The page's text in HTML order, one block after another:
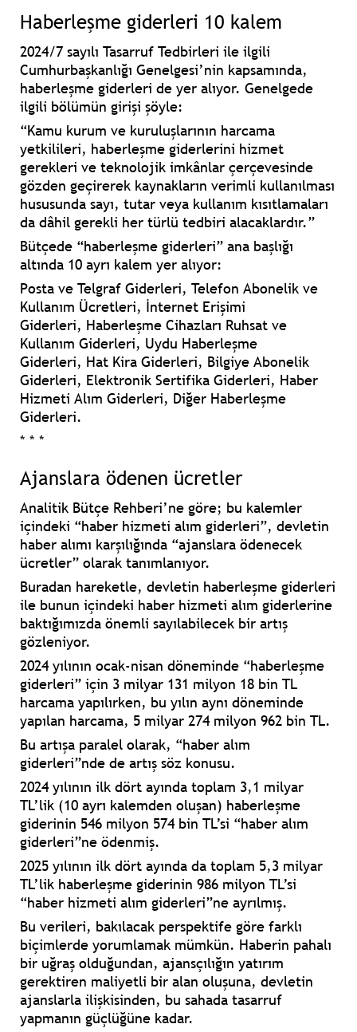
Haberleşme giderleri 10 kalem
2024/7 sayılı Tasarruf Tedbirleri ile ilgili
Cumhurbaşkanlığı Genelgesi’nin kapsamında,
haberleşme giderleri de yer alıyor. Genelgede
ilgili bölümün girişi şöyle:
“Kamu kurum ve kuruluşlarının harcama
yetkilileri, haberleşme giderlerini hizmet
gerekleri ve teknolojik imkânlar çerçevesinde
gözden geçirerek kaynakların verimli kullanılması
hususunda sayı, tutar veya kullanım kısıtlamaları
da dâhil gerekli her türlü tedbiri alacaklardır.”
Bütçede “haberleşme giderleri” ana başlığı
altında 10 ayrı kalem yer alıyor:
Posta ve Telgraf Giderleri, Telefon Abonelik ve
Kullanım Ücretleri, İnternet Erişimi
Giderleri, Haberleşme Cihazları Ruhsat ve
Kullanım Giderleri, Uydu Haberleşme
Giderleri, Hat Kira Giderleri, Bilgiye Abonelik
Giderleri, Elektronik Sertifika Giderleri, Haber
Hizmeti Alım Giderleri, Diğer Haberleşme
Giderleri.
* * *
Ajanslara ödenen ücretler
Analitik Bütçe Rehberi’ne göre; bu kalemler
içindeki “haber hizmeti alım giderleri”, devletin
haber alımı karşılığında “ajanslara ödenecek
ücretler” olarak tanımlanıyor.
Buradan hareketle, devletin haberleşme giderleri
ile bunun içindeki haber hizmeti alım giderlerine
baktığımızda önemli sayılabilecek bir artış
gözleniyor.
2024 yılının ocak-nisan döneminde “haberleşme
giderleri” için 3 milyar 131 milyon 18 bin TL
harcama yapılırken, bu yılın aynı döneminde
yapılan harcama, 5 milyar 274 milyon 962 bin TL.
Bu artışa paralel olarak, “haber alım
giderleri”nde de artış söz konusu.
2024 yılının ilk dört ayında toplam 3,1 milyar
TL’lik (10 ayrı kalemden oluşan) haberleşme
giderinin 546 milyon 574 bin TL’si “haber alım
giderleri”ne ödenmiş.
2025 yılının ilk dört ayında da toplam 5,3 milyar
TL’lik haberleşme giderinin 986 milyon TL’si
“haber hizmeti alım giderleri”ne ayrılmış.
Bu verileri, bakılacak perspektife göre farklı
biçimlerde yorumlamak mümkün. Haberin pahalı
bir uğraş olduğundan, ajansçılığın yatırım
gerektiren maliyetli bir alan oluşuna, devletin
ajanslarla ilişkisinden, bu sahada tasarruf
yapmanın güçlüğüne kadar.